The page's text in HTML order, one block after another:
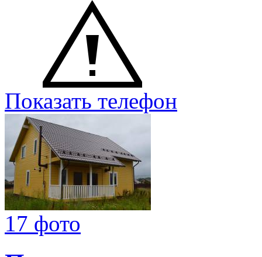
Показать телефон
17 фото